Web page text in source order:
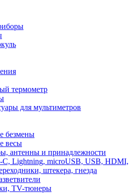
термометр
для мультиметров
безмены
весы
антенны и принадлежности
C, Lightning, microUSB, USB, HDMI,
штекера, гнезда
TV-тюнеры